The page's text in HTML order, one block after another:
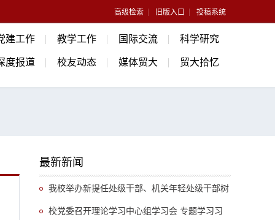
高级检索 旧版入口 投稿系统
建工作 教学工作 国际交流 科学研究
度报道 校友动态 媒体贸大 贸大拾忆
最新新闻
我校举办新提任处级干部、机关年轻处级干部树
立和践行正确政绩观专题培训班
校党委召开理论学习中心组学习会 专题学习习